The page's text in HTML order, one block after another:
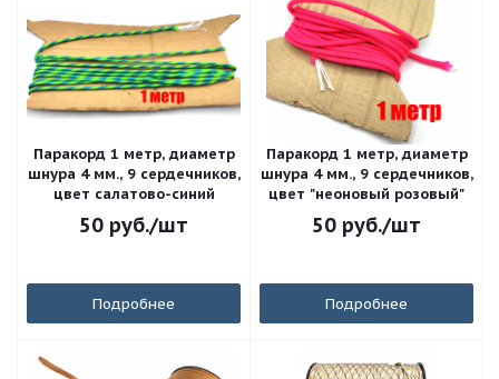
Паракорд 1 метр, диаметр
шнура 4 мм., 9 сердечников,
цвет салатово-синий
50 руб./шт
Подробнее
Паракорд 1 метр, диаметр
шнура 4 мм., 9 сердечников,
цвет "неоновый розовый"
50 руб./шт
Подробнее